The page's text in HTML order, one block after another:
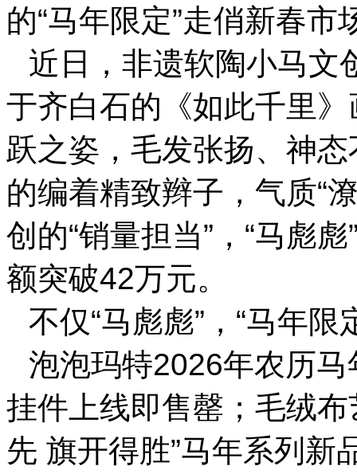
的“马年限定”走俏新春市
近日，非遗软陶小马文
于齐白石的《如此千里》
跃之姿，毛发张扬、神
的编着精致辫子，气质“
创的“销量担当”，“马彪
额突破42万元。
不仅“马彪彪”，“马年限
泡泡玛特2026年农历马
挂件上线即售罄；毛绒
先 旗开得胜”马年系列新